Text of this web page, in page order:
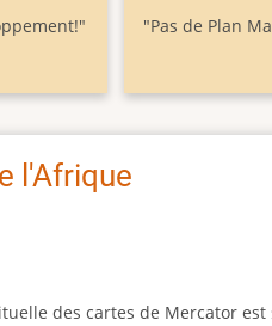
"Pas de Plan
l'Afrique
des cartes de Mercator